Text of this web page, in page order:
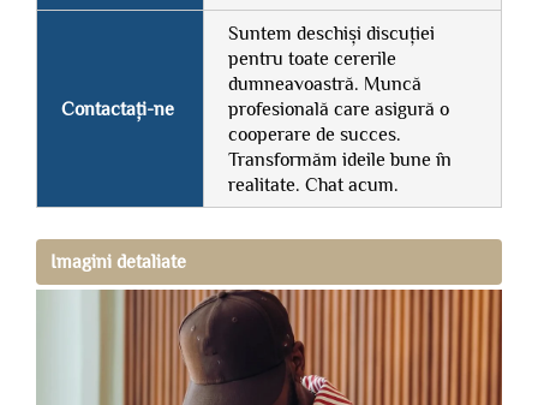
Contactați-ne
Suntem deschiși discuției
pentru toate cererile
dumneavoastră. Muncă
profesională care asigură o
cooperare de succes.
Transformăm ideile bune în
realitate. Chat acum.
Imagini detaliate